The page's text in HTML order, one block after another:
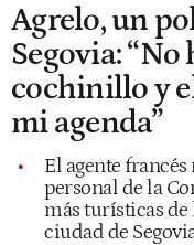
Agrelo, un
Segovia:
cochinillo y
mi agenda”
El agente
personal de la
más turísticas de
ciudad de